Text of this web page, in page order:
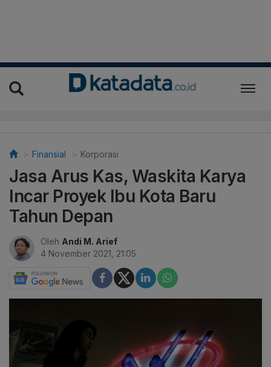
Finansial Korporasi
Jasa Arus Kas, Waskita Karya
Incar Proyek Ibu Kota Baru
Tahun Depan
Oleh Andi M. Arief
4 November 2021, 21:05